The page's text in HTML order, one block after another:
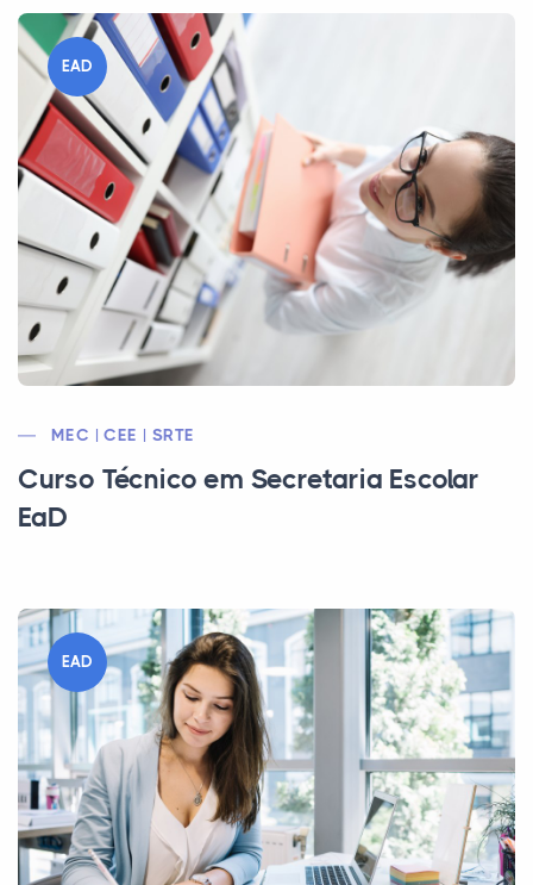
EAD
MEC | CEE | SRTE
Curso Técnico em Secretaria Escolar
EaD
EAD